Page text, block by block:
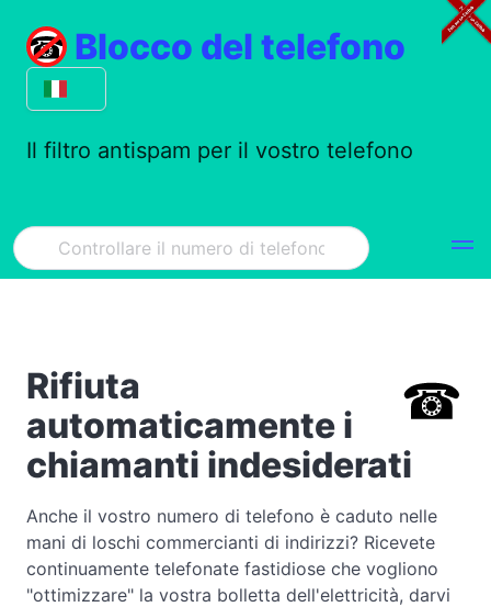
Blocco del telefono
Il filtro antispam per il vostro telefono
Rifiuta
automaticamente i
chiamanti indesiderati
Anche il vostro numero di telefono è caduto nelle
mani di loschi commercianti di indirizzi? Ricevete
continuamente telefonate fastidiose che vogliono
"ottimizzare" la vostra bolletta dell'elettricità, darvi